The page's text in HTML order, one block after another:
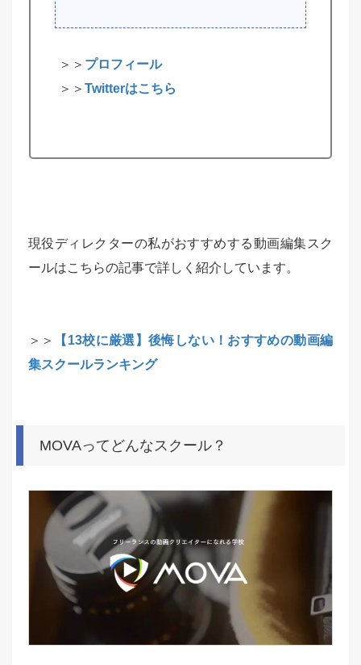
＞＞ プロフィール
＞＞ Twitterはこちら
現役ディレクターの私がおすすめする動画編集スク
ールはこちらの記事で詳しく紹介しています。
＞＞
【13校に厳選】後悔しない！おすすめの動画編
集スクールランキング
MOVAってどんなスクール？